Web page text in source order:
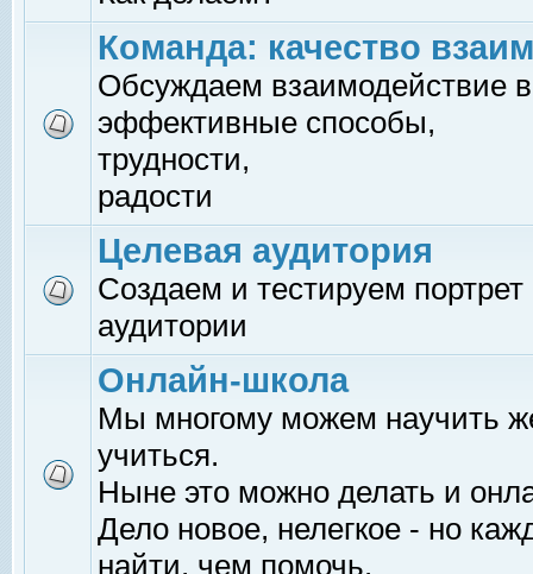
Команда: качество
Обсуждаем взаимодействие
эффективные способы,
трудности,
радости
Целевая аудитория
Создаем и тестируем
аудитории
Онлайн-школа
Мы многому можем научить
учиться.
Ныне это можно делать и
Дело новое, нелегкое - но
найти, чем помочь.